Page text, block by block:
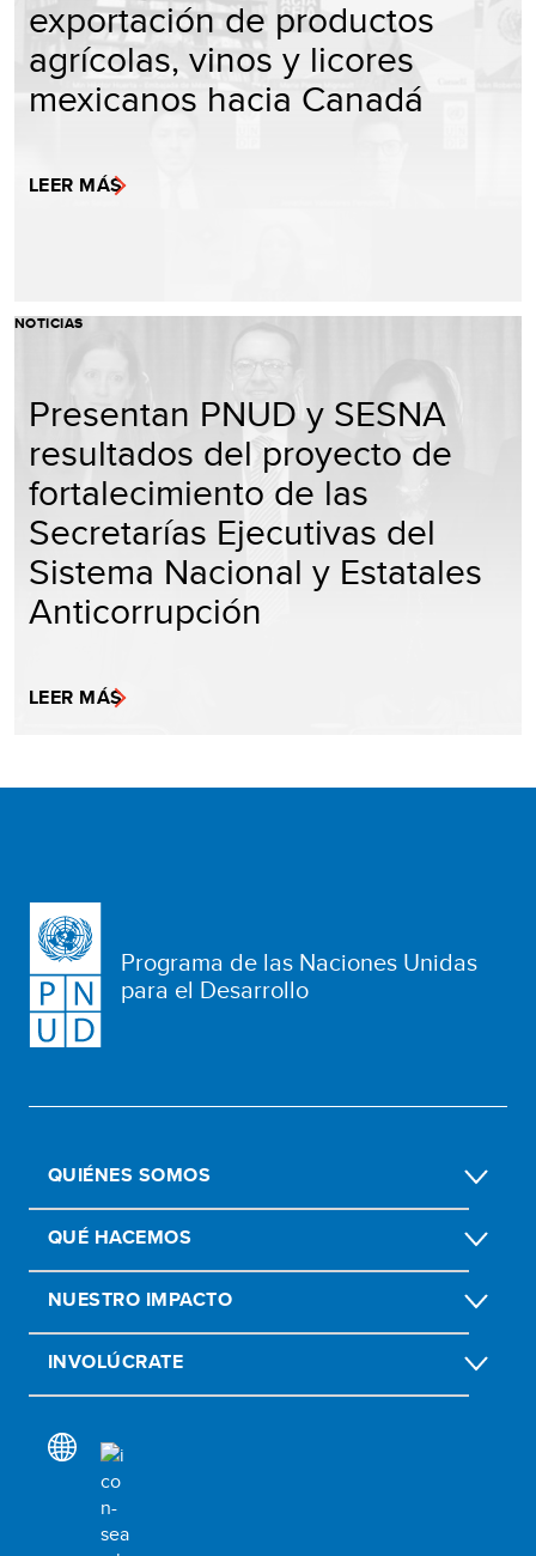
exportación de productos
agrícolas, vinos y licores
mexicanos hacia Canadá
LEER MÁS
NOTICIAS
Presentan PNUD y SESNA
resultados del proyecto de
fortalecimiento de las
Secretarías Ejecutivas del
Sistema Nacional y Estatales
Anticorrupción
LEER MÁS
Programa de las Naciones Unidas
para el Desarrollo
QUIÉNES SOMOS
QUÉ HACEMOS
NUESTRO IMPACTO
INVOLÚCRATE